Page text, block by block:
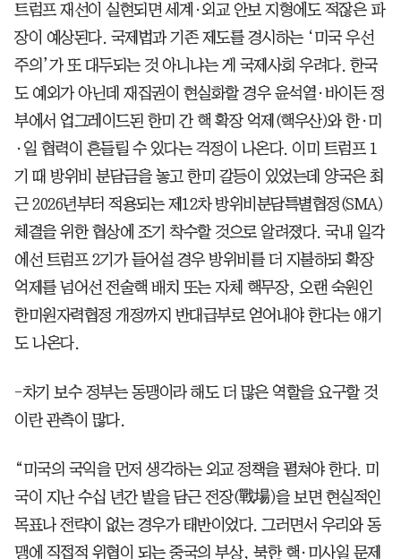
트럼프 재선이 실현되면 세계·외교 안보 지형에도 적잖은 파
장이 예상된다. 국제법과 기존 제도를 경시하는 ‘미국 우선
주의’가 또 대두되는 것 아니냐는 게 국제사회 우려다. 한국
도 예외가 아닌데 재집권이 현실화할 경우 윤석열·바이든 정
부에서 업그레이드된 한미 간 핵 확장 억제(핵우산)와 한·미
·일 협력이 흔들릴 수 있다는 걱정이 나온다. 이미 트럼프 1
기 때 방위비 분담금을 놓고 한미 갈등이 있었는데 양국은 최
근 2026년부터 적용되는 제12차 방위비분담특별협정(SMA)
체결을 위한 협상에 조기 착수할 것으로 알려졌다. 국내 일각
에선 트럼프 2기가 들어설 경우 방위비를 더 지불하되 확장
억제를 넘어선 전술핵 배치 또는 자체 핵무장, 오랜 숙원인
한미원자력협정 개정까지 반대급부로 얻어내야 한다는 얘기
도 나온다.
-차기 보수 정부는 동맹이라 해도 더 많은 역할을 요구할 것
이란 관측이 많다.
“미국의 국익을 먼저 생각하는 외교 정책을 펼쳐야 한다. 미
국이 지난 수십 년간 발을 담근 전장(戰場)을 보면 현실적인
목표나 전략이 없는 경우가 태반이었다. 그러면서 우리와 동
맹에 직접적 위협이 되는 중국의 부상, 북한 핵·미사일 문제